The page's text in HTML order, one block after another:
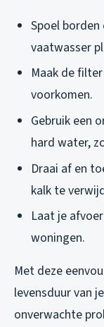
Spoel
vaatwasser
Maak de
voorkomen.
Gebruik een
hard water,
Draai af en
kalk te
Laat je
woningen.
Met deze
levensduur van
onverwachte